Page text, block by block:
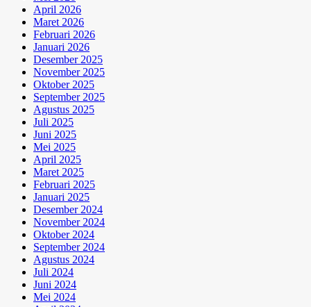
April 2026
Maret 2026
Februari 2026
Januari 2026
Desember 2025
November 2025
Oktober 2025
September 2025
Agustus 2025
Juli 2025
Juni 2025
Mei 2025
April 2025
Maret 2025
Februari 2025
Januari 2025
Desember 2024
November 2024
Oktober 2024
September 2024
Agustus 2024
Juli 2024
Juni 2024
Mei 2024